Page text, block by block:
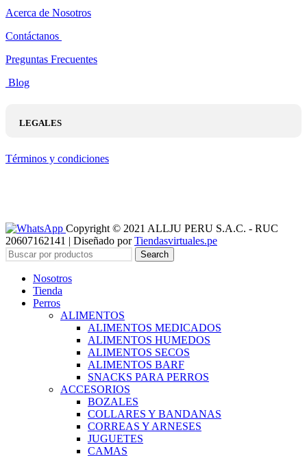
Acerca de Nosotros
Contáctanos
Preguntas Frecuentes
Blog
LEGALES
Términos y condiciones
Copyright © 2021 ALLJU PERU S.A.C. - RUC
20607162141 | Diseñado porTiendasvirtuales.pe
Search
Nosotros
Tienda
Perros
ALIMENTOS
ALIMENTOS MEDICADOS
ALIMENTOS HUMEDOS
ALIMENTOS SECOS
ALIMENTOS BARF
SNACKS PARA PERROS
ACCESORIOS
BOZALES
COLLARES Y BANDANAS
CORREAS Y ARNESES
JUGUETES
CAMAS